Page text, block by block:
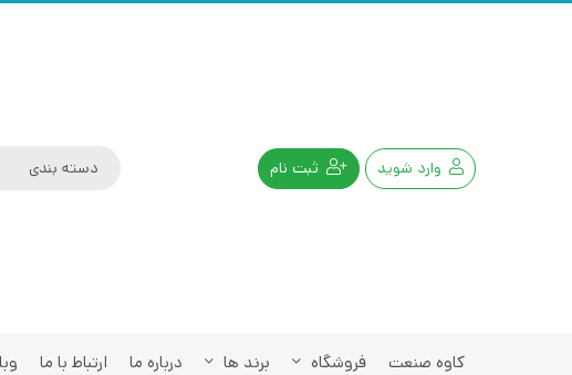
وارد شوید ثبت نام
کاوه صنعت فروشگاه برند ها درباره ما ارتباط با ما